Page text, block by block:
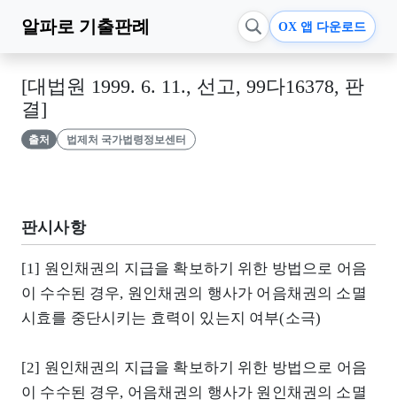
알파로 기출판례 OX 앱 다운로드
[대법원 1999. 6. 11., 선고, 99다16378, 판
결]
출처 법제처 국가법령정보센터
판시사항
[1] 원인채권의 지급을 확보하기 위한 방법으로 어음
이 수수된 경우, 원인채권의 행사가 어음채권의 소멸
시효를 중단시키는 효력이 있는지 여부(소극)
[2] 원인채권의 지급을 확보하기 위한 방법으로 어음
이 수수된 경우, 어음채권의 행사가 원인채권의 소멸